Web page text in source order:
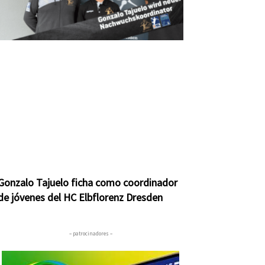
Tajuelo ficha como coordinador
jóvenes del HC Elbflorenz Dresden
– patrocinadores –